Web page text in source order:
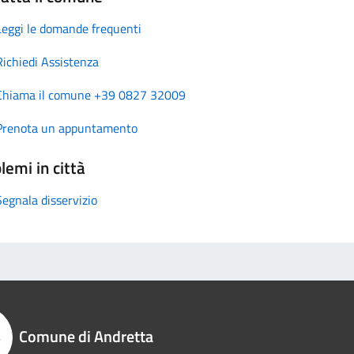
le domande frequenti
Assistenza
il comune +39 0827 32009
un appuntamento
in città
disservizio
Comune di Andretta